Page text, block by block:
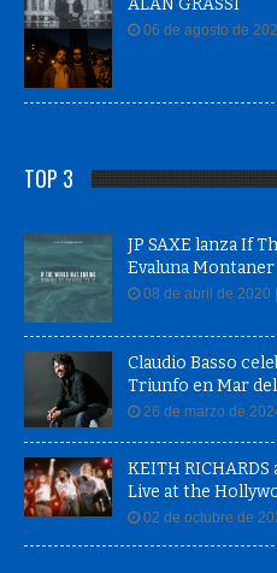
ALAN GRASSI
06 de agosto de
TOP 3
JP SAXE lanza If
Evaluna Montaner
08 de abril de 2020 |
Claudio Basso
Triunfo en Mar
26 de marzo de
KEITH
Live at the
02 de octubre de